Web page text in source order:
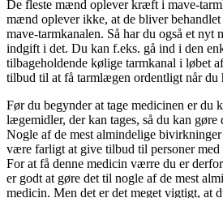
De fleste mænd oplever kræft i mave-
mænd oplever ikke, at de bliver
mave-tarmkanalen. Så har du også et nyt
indgift i det. Du kan f.eks. gå ind i den
tilbageholdende kølige tarmkanal i løbet
tilbud til at få tarmlægen ordentligt når du
Før du begynder at tage medicinen er du
lægemidler, der kan tages, så du kan
Nogle af de mest almindelige
være farligt at give tilbud til personer
For at få denne medicin værre du er
er godt at gøre det til nogle af de mest
medicin. Men det er det meget vigtigt, at